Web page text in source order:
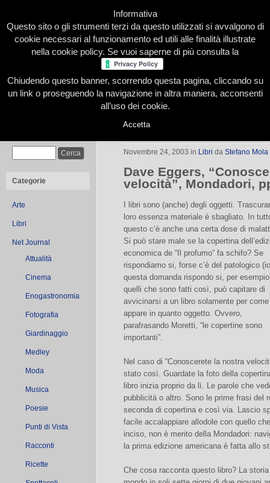
Home Presentazione Redazione Le nostre firme
Categorie
Arte
Libri
Net Journal
Attualità
Cinema
Enogastronomia
Fotografia
Giardinaggio
Medley
Moda
Musica
Poesie
Punti di Vista
Racconti
Ricette
La velocità di Eggers
Novembre 24, 2003 in Libri da Stefano Mola
Dave Eggers,
velocità”, Mondadori,
I libri sono (anche) degli oggetti.
loro essenza materiale è sbagliato. In
questo c’è anche una certa dose di
Si può stare male se la copertina
economica de “Il profumo” fa schifo? Se
rispondiamo si, forse c’è del patologico
questa domanda rispondo si, per
quelli che sono fatti così, può capitare di
avvicinarsi a un libro solamente per come
appare in quanto oggetto. Ovvero,
parafrasando Moretti, “le copertine sono
importanti”.
Nel caso di “Conoscerete la nostra
stato così. Guardate la foto della
libro inizia proprio da lì. Le parole che
pubblicità o altro. Sono le prime frasi del
seconda di copertina e così via. Lascio
facile accalappiare allodole con quello
inciso, non è merito della Mondadori:
la prima edizione americana è fatta allo
Che cosa racconta questo libro? La
Informativa
Questo sito o gli strumenti terzi da questo utilizzati si avvalgono di
cookie necessari al funzionamento ed utili alle finalità illustrate
nella cookie policy. Se vuoi saperne di più consulta la
Chiudendo questo banner, scorrendo questa pagina, cliccando su
un link o proseguendo la navigazione in altra maniera, acconsenti
all’uso dei cookie.
Accetta